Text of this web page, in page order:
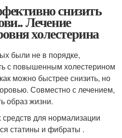
снизить
Лечение
холестерина
были не в порядке,
с повышенным холестерином
можно быстрее снизить, но
Совместно с лечением,
образ жизни.
для нормализации
статины и фибраты .